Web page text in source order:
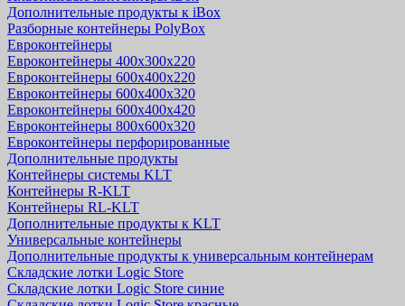
Дополнительные продукты к iBox
Разборные контейнеры PolyBox
Евроконтейнеры
Евроконтейнеры 400х300х220
Евроконтейнеры 600х400х220
Евроконтейнеры 600х400х320
Евроконтейнеры 600х400х420
Евроконтейнеры 800х600х320
Евроконтейнеры перфорированные
Дополнительные продукты
Контейнеры системы KLT
Контейнеры R-KLT
Контейнеры RL-KLT
Дополнительные продукты к KLT
Универсальные контейнеры
Дополнительные продукты к универсальным контейнерам
Складские лотки Logic Store
Складские лотки Logic Store синие